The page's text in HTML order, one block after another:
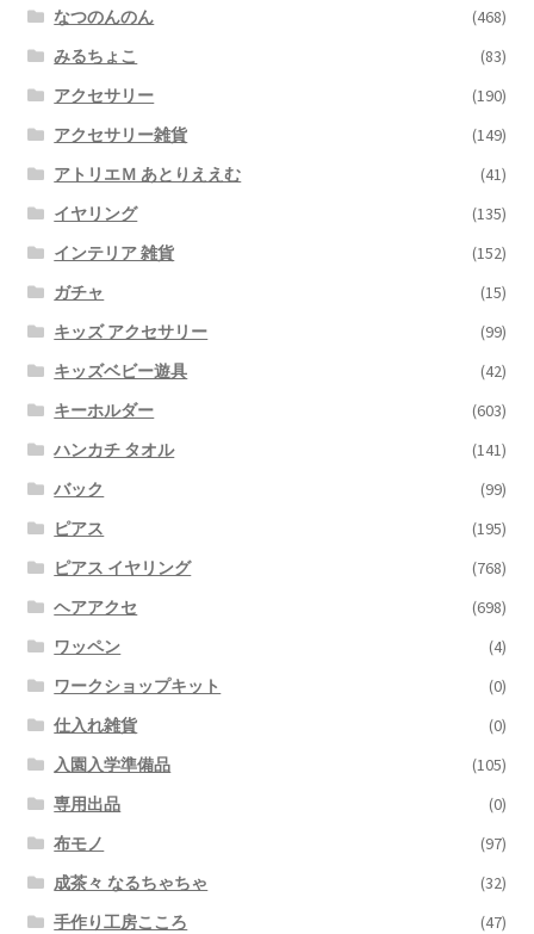
なつのんのん
(468)
みるちょこ
(83)
アクセサリー
(190)
アクセサリー雑貨
(149)
アトリエＭ あとりええむ
(41)
イヤリング
(135)
インテリア 雑貨
(152)
ガチャ
(15)
キッズ アクセサリー
(99)
キッズベビー遊具
(42)
キーホルダー
(603)
ハンカチ タオル
(141)
バック
(99)
ピアス
(195)
ピアス イヤリング
(768)
ヘアアクセ
(698)
ワッペン
(4)
ワークショップキット
(0)
仕入れ雑貨
(0)
入園入学準備品
(105)
専用出品
(0)
布モノ
(97)
成茶々 なるちゃちゃ
(32)
手作り工房こころ
(47)